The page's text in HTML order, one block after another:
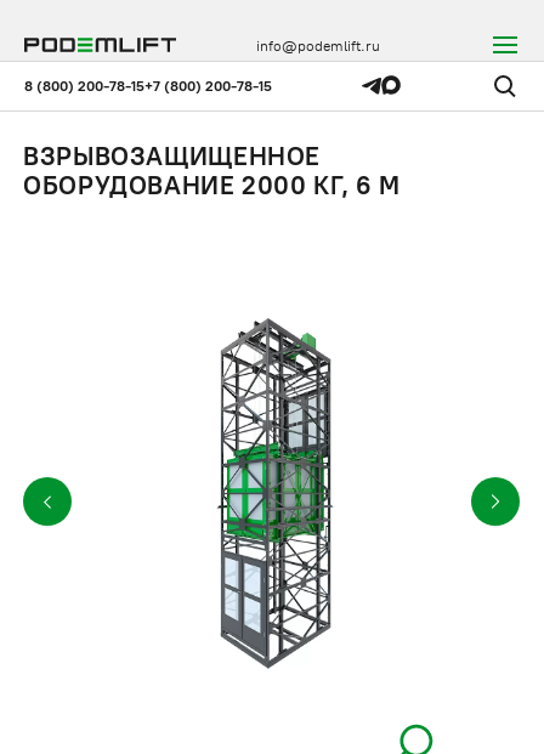
8 (800) 200-78-15+7 (800) 200-78-15
info@podemlift.ru
ВЗРЫВОЗАЩИЩЕННОЕ
ОБОРУДОВАНИЕ 2000 КГ, 6 М